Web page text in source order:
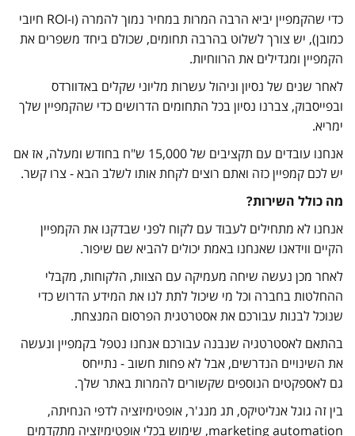
כדי שהקמפיין יביא הרבה המרות במחיר נמוך להמרה (ו-ROI חיובי
כמובן), יש צורך לשלוט בהרבה תחומים, שכולם ביחד משפרים את
הקמפיין ומגדילים את הרווחיות.
לאחר שנים של נסיון וניהול עשרות מליוני שקלים באדוורדס
ובפייסבוק, צברנו נסיון בכל התחומים הדרושים כדי שהקמפיין שלך
ימריא.
אנחנו עובדים עם תקציבים של 15,000 ש"ח בחודש ומעלה, אז אם
יש לכם קמפיין כזה ואתם רוצים לקחת אותו לשלב הבא - צרו קשר.
מה כולל השירות?
אנחנו לא מתחילים לעבוד עם לקוח לפני שבדקנו את הקמפיין
הקיים ווידאנו שאנחנו באמת יכולים להביא שם שיפור.
לאחר מכן נעשה שיחה מעמיקה עם הצוות, הלקוחות, מקבלי
ההחלטות בחברה וכל מי שיכול לתת לנו את המידע הדרוש כדי
שנוכל לבנות עבורכם את אסטרטגית הפרסום המנצחת.
בהתאם לאסטרטגיה שנבנה עבורכם אנחנו נטפל בקמפיין ונעשה
את השינויים הנדרשים, אבל לא פחות חשוב - נתייחס
גם לאספקטים הנוספים שקשורים להמרות באתר שלך.
בין זה גוגל אנליטיקס, תג מנג'ר, אופטימיזציה לדפי הנחיתה,
marketing automation, שימוש בכלי אופטימיזציה מתקדמים